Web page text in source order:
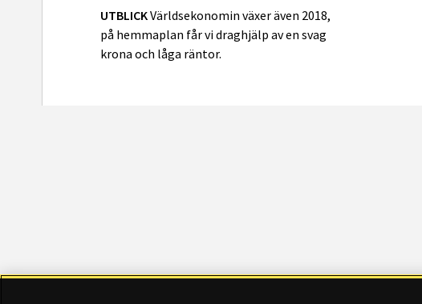
UTBLICKVärldsekonomin växer även 2018,
på hemmaplan får vi draghjälp av en svag
krona och låga räntor.